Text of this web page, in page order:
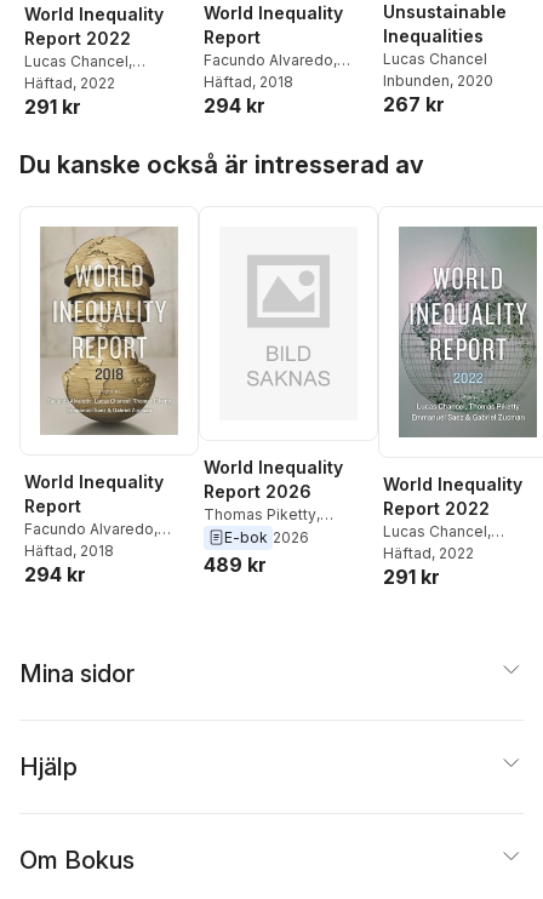
World Inequality
Report 2022
Lucas Chancel,
Thomas Piketty
Emmanuel Saez
Häftad, 2022
291 kr
World Inequality
Report
Facundo Alvaredo,
Facundo Alvaredo
Lucas Chancel
Gabriel Zucman
Häftad, 2018
294 kr
Unsustainable
Inequalities
Lucas Chancel
Inbunden, 2020
267 kr
Du kanske också är intresserad av
World Inequality
Report
Facundo Alvaredo,
Facundo Alvaredo
Lucas Chancel
Häftad, 2018
294 kr
World Inequality
Report 2026
Thomas Piketty,
Rowaida Moshrif
Ricardo Gomez-
E-bok 2026
489 kr
World Inequality
Report 2022
Lucas Chancel,
Thomas Piketty
Emmanuel Saez
Häftad, 2022
291 kr
Mina sidor
Hjälp
Om Bokus